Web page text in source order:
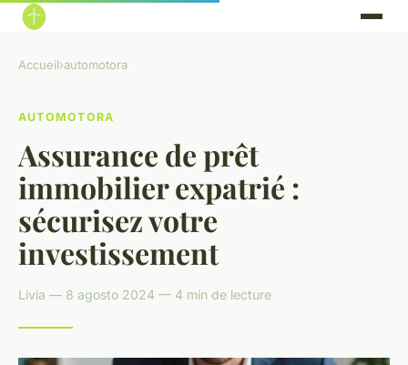
Accueil›automotora
AUTOMOTORA
Assurance de prêt
immobilier expatrié :
sécurisez votre
investissement
Livia — 8 agosto 2024 — 4 min de lecture